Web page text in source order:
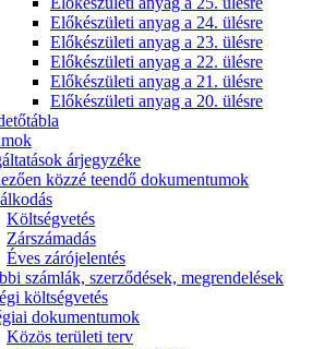
Előkészületi anyag a 24. ülésre
Előkészületi anyag a 23. ülésre
Előkészületi anyag a 22. ülésre
Előkészületi anyag a 21. ülésre
Előkészületi anyag a 20. ülésre
árjegyzéke
közzé teendő dokumentumok
Költségvetés
Zárszámadás
Éves zárójelentés
számlák, szerződések, megrendelések
költségvetés
dokumentumok
Közös területi terv